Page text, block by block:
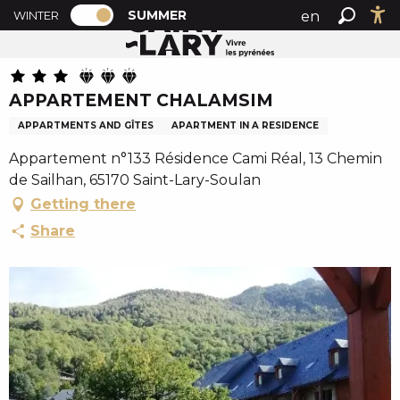
A
l
e
r
a
c
o
n
t
n
p
r
i
n
PAGE D’ACCUEIL ACTUELLE ÉTÉ : PASSER EN MODE
WINTER PAGE D’ACCUEIL ACTUELLE ÉTÉ :
SUMMER
en
Search
Summer home APPARTEMENT CHALAMSIM
APPARTEMENT CHALAMSIM
APPARTMENTS AND GÎTES APARTMENT IN A RESIDENCE
Appartement n°133 Résidence Cami Réal, 13 Chemin
de Sailhan, 65170 Saint-Lary-Soulan
Getting there
Share